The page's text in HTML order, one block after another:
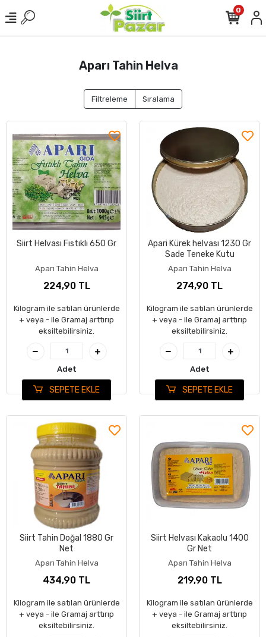
0
Aparı Tahin Helva
Filtreleme Sıralama
Siirt Helvası Fıstıklı 650 Gr
Aparı Tahin Helva
224,90 TL
Kilogram ile satılan ürünlerde
+ veya - ile Gramaj arttırıp
eksiltebilirsiniz.
Adet
SEPETE EKLE
Apari Kürek helvası 1230 Gr
Sade Teneke Kutu
Aparı Tahin Helva
274,90 TL
Kilogram ile satılan ürünlerde
+ veya - ile Gramaj arttırıp
eksiltebilirsiniz.
Adet
SEPETE EKLE
Siirt Tahin Doğal 1880 Gr
Net
Aparı Tahin Helva
434,90 TL
Kilogram ile satılan ürünlerde
+ veya - ile Gramaj arttırıp
eksiltebilirsiniz.
Siirt Helvası Kakaolu 1400
Gr Net
Aparı Tahin Helva
219,90 TL
Kilogram ile satılan ürünlerde
+ veya - ile Gramaj arttırıp
eksiltebilirsiniz.